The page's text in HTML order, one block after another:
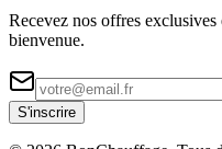
Recevez nos offres
bienvenue.
S'inscrire